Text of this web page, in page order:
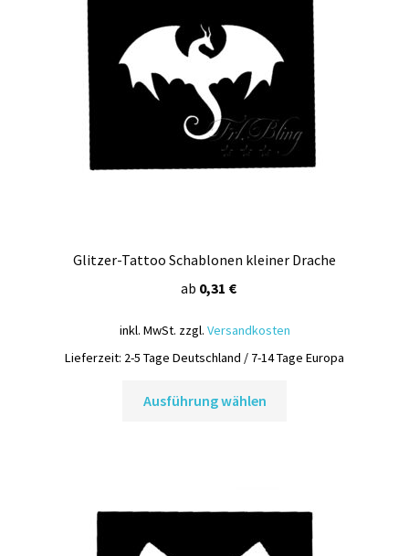
Glitzer-Tattoo Schablonen kleiner Drache
ab 0,31 €
inkl. MwSt. zzgl. Versandkosten
Lieferzeit: 2-5 Tage Deutschland / 7-14 Tage Europa
Ausführung wählen
Optionen